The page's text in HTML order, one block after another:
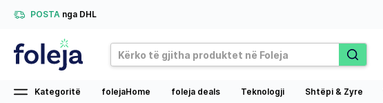
POSTA nga DHL
Kategoritë folejaHome foleja deals Teknologji Shtëpi & Zyre